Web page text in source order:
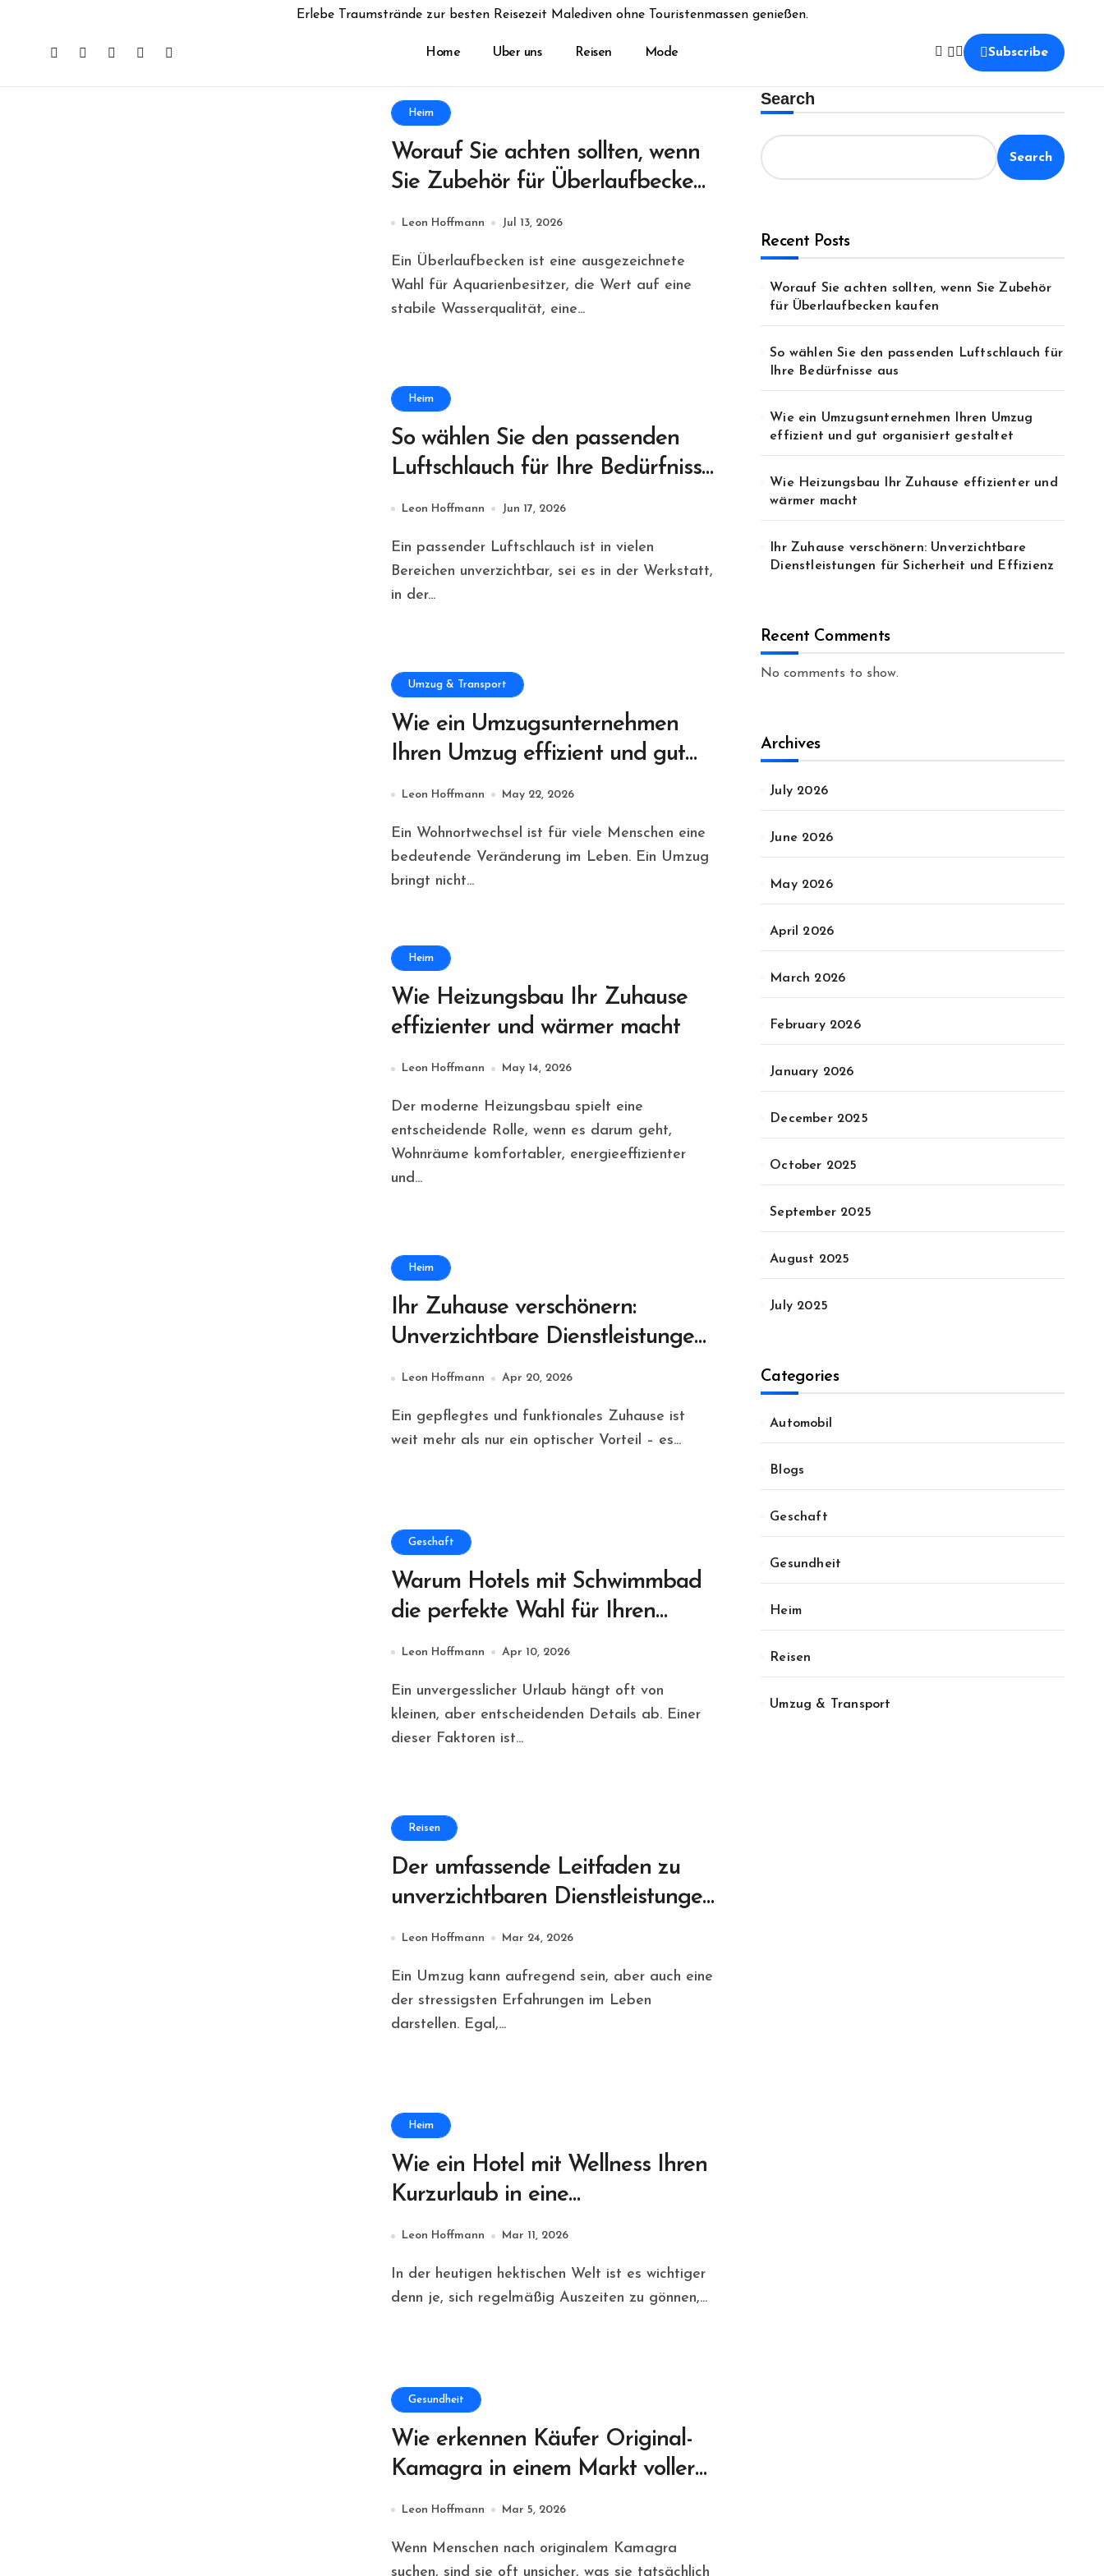
Erlebe Traumstrände zur besten Reisezeit Malediven ohne Touristenmassen genießen.
Home Uber uns Reisen Mode Subscribe
Heim
Worauf Sie achten sollten, wenn
Sie Zubehör für Überlaufbecken
kaufen
Leon Hoffmann Jul 13, 2026
Ein Überlaufbecken ist eine ausgezeichnete
Wahl für Aquarienbesitzer, die Wert auf eine
stabile Wasserqualität, eine...
Heim
So wählen Sie den passenden
Luftschlauch für Ihre Bedürfnisse
Leon Hoffmann Jun 17, 2026
Ein passender Luftschlauch ist in vielen
Bereichen unverzichtbar, sei es in der Werkstatt,
in der...
Umzug & Transport
Wie ein Umzugsunternehmen
Ihren Umzug effizient und gut
organisiert gestaltet
Leon Hoffmann May 22, 2026
Ein Wohnortwechsel ist für viele Menschen eine
bedeutende Veränderung im Leben. Ein Umzug
bringt nicht...
Heim
Wie Heizungsbau Ihr Zuhause
effizienter und wärmer macht
Leon Hoffmann May 14, 2026
Der moderne Heizungsbau spielt eine
entscheidende Rolle, wenn es darum geht,
Wohnräume komfortabler, energieeffizienter
und...
Heim
Ihr Zuhause verschönern:
Unverzichtbare Dienstleistungen
für Sicherheit und Effizienz
Leon Hoffmann Apr 20, 2026
Ein gepflegtes und funktionales Zuhause ist
weit mehr als nur ein optischer Vorteil – es...
Geschaft
Warum Hotels mit Schwimmbad
die perfekte Wahl für Ihren
Urlaub sind
Leon Hoffmann Apr 10, 2026
Ein unvergesslicher Urlaub hängt oft von
kleinen, aber entscheidenden Details ab. Einer
dieser Faktoren ist...
Reisen
Der umfassende Leitfaden zu
unverzichtbaren Dienstleistungen
für Ihren nächsten Umzug
Leon Hoffmann Mar 24, 2026
Ein Umzug kann aufregend sein, aber auch eine
der stressigsten Erfahrungen im Leben
darstellen. Egal,...
Heim
Wie ein Hotel mit Wellness Ihren
Kurzurlaub in eine
Erholungsoase verwandelt
Leon Hoffmann Mar 11, 2026
In der heutigen hektischen Welt ist es wichtiger
denn je, sich regelmäßig Auszeiten zu gönnen,...
Gesundheit
Wie erkennen Käufer Original-
Kamagra in einem Markt voller
Fälschungen?
Leon Hoffmann Mar 5, 2026
Wenn Menschen nach originalem Kamagra
suchen, sind sie oft unsicher, was sie tatsächlich
Search
Search
Recent Posts
Worauf Sie achten sollten, wenn Sie Zubehör
für Überlaufbecken kaufen
So wählen Sie den passenden Luftschlauch für
Ihre Bedürfnisse aus
Wie ein Umzugsunternehmen Ihren Umzug
effizient und gut organisiert gestaltet
Wie Heizungsbau Ihr Zuhause effizienter und
wärmer macht
Ihr Zuhause verschönern: Unverzichtbare
Dienstleistungen für Sicherheit und Effizienz
Recent Comments
No comments to show.
Archives
July 2026
June 2026
May 2026
April 2026
March 2026
February 2026
January 2026
December 2025
October 2025
September 2025
August 2025
July 2025
Categories
Automobil
Blogs
Geschaft
Gesundheit
Heim
Reisen
Umzug & Transport